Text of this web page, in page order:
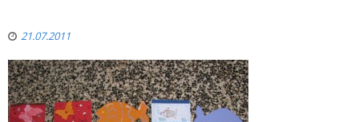
21.07.2011